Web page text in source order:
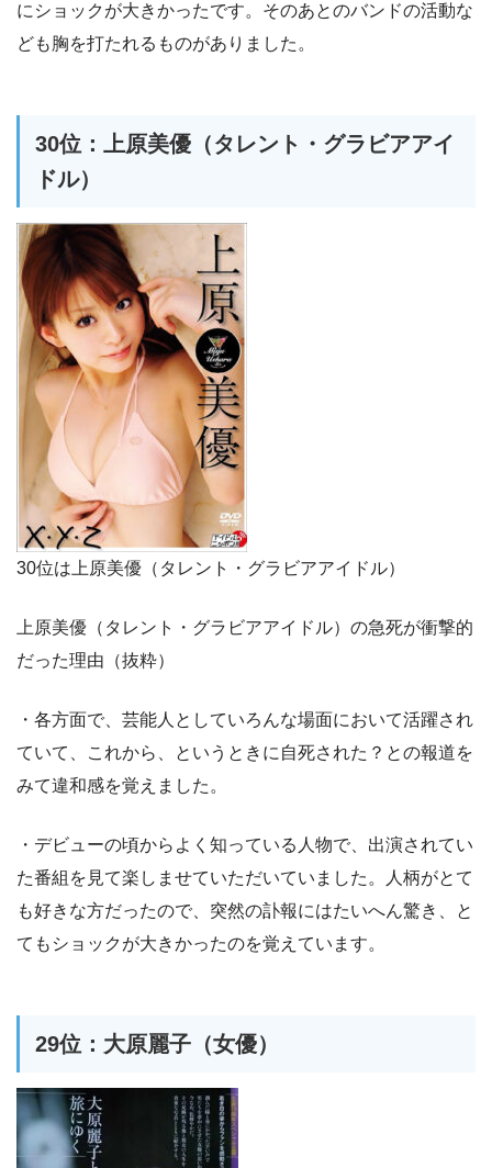
にショックが大きかったです。そのあとのバンドの活動な
ども胸を打たれるものがありました。
30位：上原美優（タレント・グラビアアイ
ドル）
30位は上原美優（タレント・グラビアアイドル）
上原美優（タレント・グラビアアイドル）の急死が衝撃的
だった理由（抜粋）
・各方面で、芸能人としていろんな場面において活躍され
ていて、これから、というときに自死された？との報道を
みて違和感を覚えました。
・デビューの頃からよく知っている人物で、出演されてい
た番組を見て楽しませていただいていました。人柄がとて
も好きな方だったので、突然の訃報にはたいへん驚き、と
てもショックが大きかったのを覚えています。
29位：大原麗子（女優）